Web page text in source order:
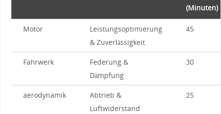
(Minuten)
Motor
Leistungsoptimierung
& Zuverlässigkeit
45
Fahrwerk
Federung & ​
Dämpfung
30
aerodynamik
Abtrieb &
Luftwiderstand
25